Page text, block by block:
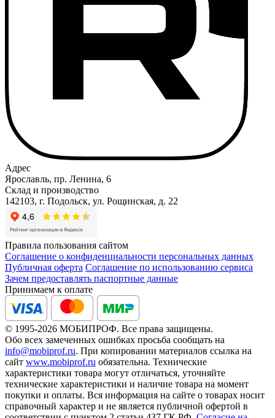
Адрес
Ярославль, пр. Ленина, 6
Склад и производство
142103, г. Подольск, ул. Рощинская, д. 22
Правила пользования сайтом
Соглашение о конфиденциальности персональных данных
Публичная оферта Соглашение по использованию сервиса
Зачем предоставлять паспортные данные
Принимаем к оплате
© 1995-2026 МОБИПРОФ. Все права защищены.
Обо всех замеченных ошибках просьба сообщать на
info@mobiprof.ru. При копировании материалов ссылка на
сайт www.mobiprof.ru обязательна. Технические
характеристики товара могут отличаться, уточняйте
технические характеристики и наличие товара на момент
покупки и оплаты. Вся информация на сайте о товарах носит
справочный характер и не является публичной офертой в